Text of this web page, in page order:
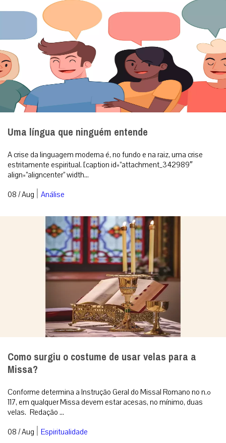
Uma língua que ninguém entende
A crise da linguagem moderna é, no fundo e na raiz, uma crise
estritamente espiritual. [caption id=”attachment_342989″
align=”aligncenter” width...
08 / Aug | Análise
Como surgiu o costume de usar velas para a
Missa?
Conforme determina a Instrução Geral do Missal Romano no n.º
117, em qualquer Missa devem estar acesas, no mínimo, duas
velas. Redação ...
08 / Aug | Espiritualidade